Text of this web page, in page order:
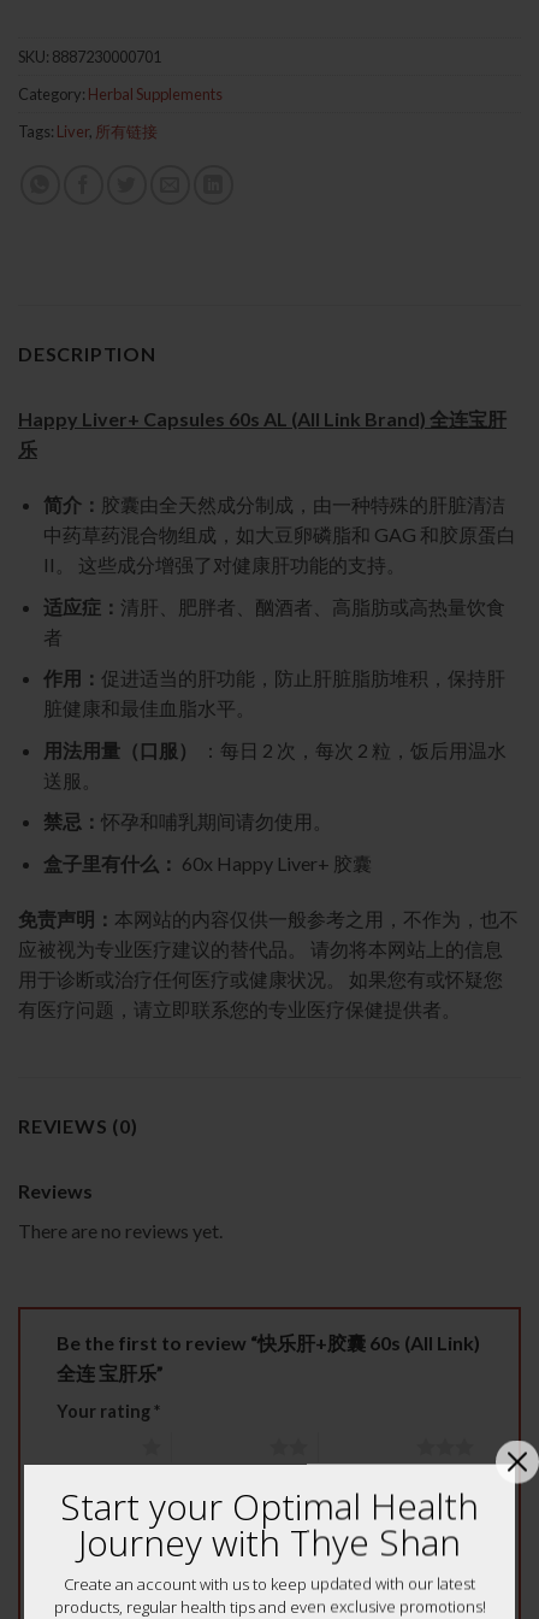
SKU: 8887230000701
Category: Herbal Supplements
Tags: Liver, 所有链接
DESCRIPTION
Happy Liver+ Capsules 60s AL (All Link Brand) 全连宝肝
乐
简介： 胶囊由全天然成分制成，由一种特殊的肝脏清洁
中药草药混合物组成，如大豆卵磷脂和 GAG 和胶原蛋白
II。 这些成分增强了对健康肝功能的支持。
适应症： 清肝、肥胖者、酗酒者、高脂肪或高热量饮食
者
作用： 促进适当的肝功能，防止肝脏脂肪堆积，保持肝
脏健康和最佳血脂水平。
用法用量（口服）
： 每日 2 次，每次 2 粒，饭后用温水
送服。
禁忌： 怀孕和哺乳期间请勿使用。
盒子里有什么： 60x Happy Liver+ 胶囊
免责声明： 本网站的内容仅供一般参考之用，不作为，也不
应被视为专业医疗建议的替代品。 请勿将本网站上的信息
用于诊断或治疗任何医疗或健康状况。 如果您有或怀疑您
有医疗问题，请立即联系您的专业医疗保健提供者。
REVIEWS (0)
Reviews
There are no reviews yet.
Be the first to review “快乐肝+胶囊 60s (All Link)
全连 宝肝乐”
Your rating*
Your review
Start your Optimal Health
Journey with Thye Shan
Create an account with us to keep updated with our latest
products, regular health tips and even exclusive promotions!